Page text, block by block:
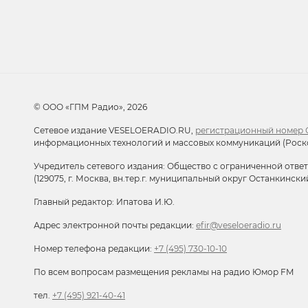
© ООО «ГПМ Радио», 2026
Сетевое издание VESELOERADIO.RU, регистрационный номер
информационных технологий и массовых коммуникаций
Учредитель сетевого издания: Общество с ограниченной
(129075, г. Москва, вн.тер.г. муниципальный округ
Главный редактор: Ипатова И.Ю.
Адрес электронной почты редакции: efir@veseloeradio.ru
Номер телефона редакции: +7 (495) 730-10-10
По всем вопросам размещения рекламы на радио Юмор FM
тел. +7 (495) 921-40-41